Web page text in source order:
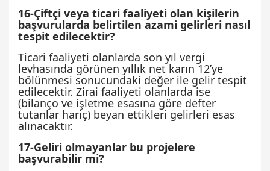
16-Çiftçi veya ticari faaliyeti olan kişilerin
başvurularda belirtilen azami gelirleri nasıl
tespit edilecektir?
Ticari faaliyeti olanlarda son yıl vergi
levhasında görünen yıllık net karın 12’ye
bölünmesi sonucundaki değer ile gelir tespit
edilecektir. Zirai faaliyeti olanlarda ise
(bilanço ve işletme esasına göre defter
tutanlar hariç) beyan ettikleri gelirleri esas
alınacaktır.
17-Geliri olmayanlar bu projelere
başvurabilir mi?